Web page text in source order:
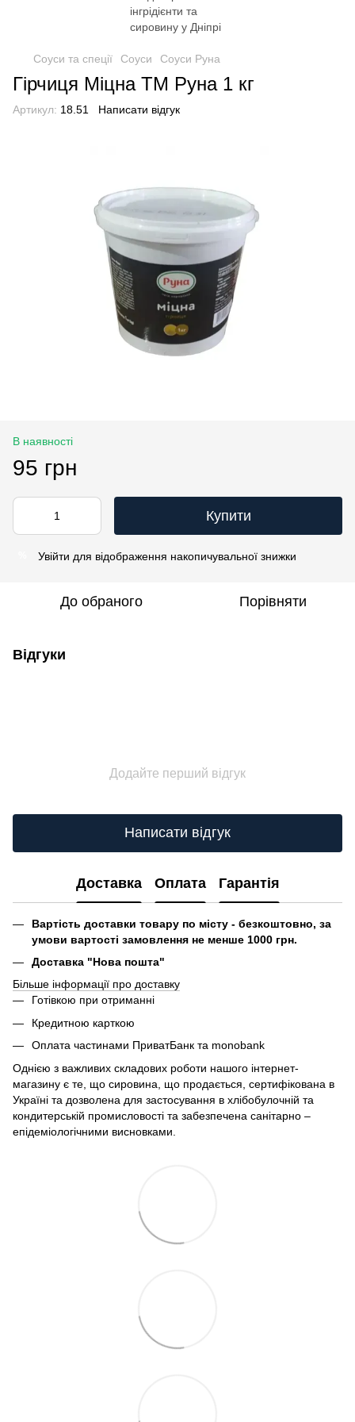
Соуси та спеції Соуси Соуси Руна
Гірчиця Міцна ТМ Руна 1 кг
Артикул: 18.51 Написати відгук
В наявності
95 грн
Купити
Увійти для відображення накопичувальної знижки
До обраного Порівняти
Відгуки
Додайте перший відгук
Написати відгук
Доставка Оплата Гарантія
Вартість доставки товару по місту - безкоштовно, за
умови вартості замовлення не менше 1000 грн.
Доставка "Нова пошта"
Більше інформації про доставку
Готівкою при отриманні
Кредитною карткою
Оплата частинами ПриватБанк та monobank
Однією з важливих складових роботи нашого інтернет-
магазину є те, що сировина, що продається, сертифікована в
Україні та дозволена для застосування в хлібобулочній та
кондитерській промисловості та забезпечена санітарно –
епідеміологічними висновками.